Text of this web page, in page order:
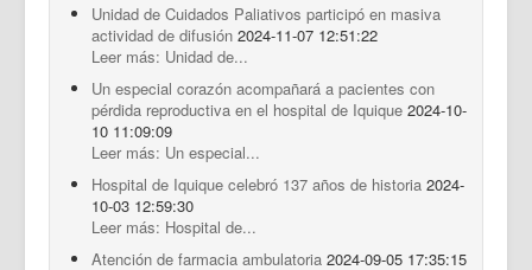
Unidad de Cuidados Paliativos participó en masiva
actividad de difusión 2024-11-07 12:51:22
Leer más: Unidad de...
Un especial corazón acompañará a pacientes con
pérdida reproductiva en el hospital de Iquique 2024-10-
10 11:09:09
Leer más: Un especial...
Hospital de Iquique celebró 137 años de historia 2024-
10-03 12:59:30
Leer más: Hospital de...
Atención de farmacia ambulatoria 2024-09-05 17:35:15